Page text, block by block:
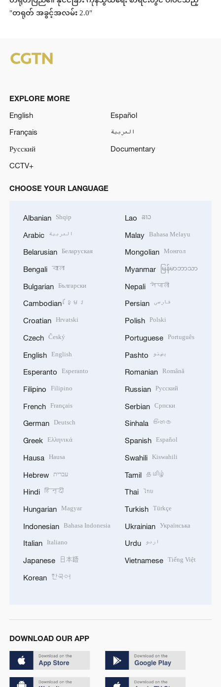
"တရုတ် အခွင့်အလမ်း 2.0"
EXPLORE MORE
English
Español
Français
العربية
Русский
Documentary
CCTV+
CHOOSE YOUR LANGUAGE
Albanian Shqip
Arabic العربية
Belarusian Беларуская
Bengali বাংলা
Bulgarian Български
Cambodian ខ្មែរ
Croatian Hrvatski
Czech Český
English English
Esperanto Esperanto
Filipino Filipino
French Français
German Deutsch
Greek Ελληνικά
Hausa Hausa
Hebrew עברית
Hindi हिन्दी
Hungarian Magyar
Indonesian Bahasa Indonesia
Italian Italiano
Japanese 日本語
Korean 한국어
Lao ລາວ
Malay Bahasa Melayu
Mongolian Монгол
Myanmar မြန်မာဘာသာ
Nepali नेपाली
Persian فارسی
Polish Polski
Portuguese Português
Pashto پښتو
Romanian Română
Russian Русский
Serbian Српски
Sinhala සිංහල
Spanish Español
Swahili Kiswahili
Tamil தமிழ்
Thai ไทย
Turkish Türkçe
Ukrainian Українська
Urdu اردو
Vietnamese Tiếng Việt
DOWNLOAD OUR APP